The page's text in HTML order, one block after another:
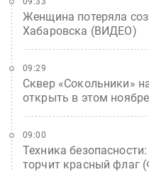
Женщина потеряла
Хабаровска (ВИДЕО)
Сквер «Сокольники»
открыть в этом
09:29
Техника
торчит красный флаг
09:00